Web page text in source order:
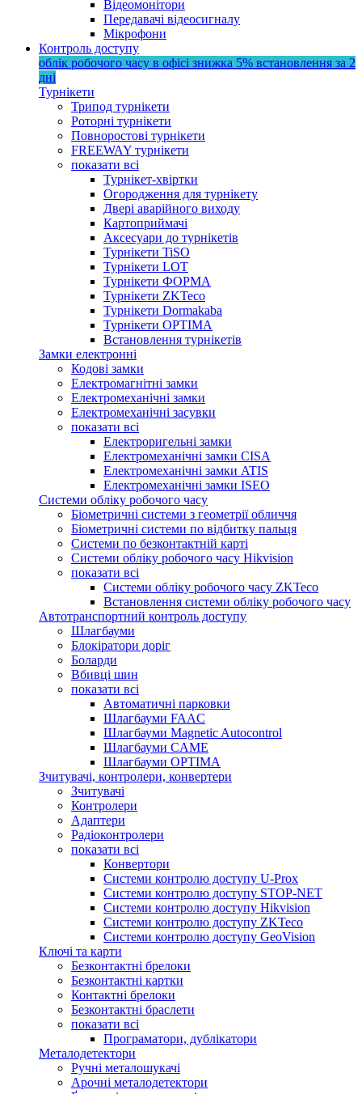
Відеомонітори
Передавачі відеосигналу
Мікрофони
Контроль доступу
облік робочого часу в офісі знижка 5% встановлення за 2
дні
Турнікети
Трипод турнікети
Роторні турнікети
Повноростові турнікети
FREEWAY турнікети
показати всі
Турнікет-хвіртки
Огородження для турнікету
Двері аварійного виходу
Картоприймачі
Аксесуари до турнікетів
Турнікети TiSO
Турнікети LOT
Турнікети ФОРМА
Турнікети ZKTeco
Турнікети Dormakaba
Турнікети OPTIMA
Встановлення турнікетів
Замки електронні
Кодові замки
Електромагнітні замки
Електромеханічні замки
Електромеханічні засувки
показати всі
Електроригельні замки
Електромеханічні замки CISA
Електромеханічні замки ATIS
Електромеханічні замки ISEO
Системи обліку робочого часу
Біометричні системи з геометрії обличчя
Біометричні системи по відбитку пальця
Системи по безконтактній карті
Системи обліку робочого часу Hikvision
показати всі
Системи обліку робочого часу ZKTeco
Встановлення системи обліку робочого часу
Автотранспортний контроль доступу
Шлагбауми
Блокіратори доріг
Боларди
Вбивці шин
показати всі
Автоматичні парковки
Шлагбауми FAAC
Шлагбауми Magnetic Autocontrol
Шлагбауми CAME
Шлагбауми OPTIMA
Зчитувачі, контролери, конвертери
Зчитувачі
Контролери
Адаптери
Радіоконтролери
показати всі
Конвертори
Системи контролю доступу U-Prox
Системи контролю доступу STOP-NET
Системи контролю доступу Hikvision
Системи контролю доступу ZKTeco
Системи контролю доступу GeoVision
Ключі та карти
Безконтактні брелоки
Безконтактні картки
Контактні брелоки
Безконтактні браслети
показати всі
Програматори, дублікатори
Металодетектори
Ручні металошукачі
Арочні металодетектори